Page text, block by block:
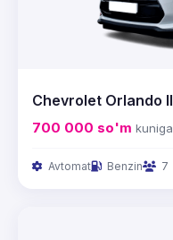
Chevrolet Orlando II
700 000 so'm kuniga
Avtomat Benzin 7